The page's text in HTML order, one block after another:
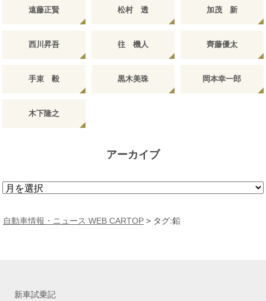
遠藤正賢 松村 透 加茂 新
西川昇吾 往 機人 齊藤優太
手束 毅 黒木美珠 岡本幸一郎
木下隆之
アーカイブ
ア
カ
自動車情報・ニュース WEB CARTOP > タグ:鉛
新車試乗記